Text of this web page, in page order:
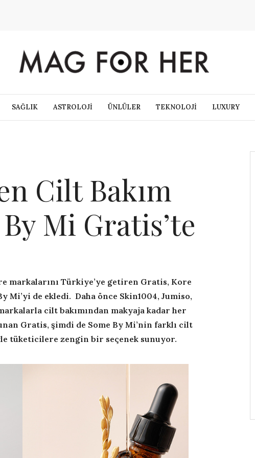
SAĞLIK ASTROLOJİ ÜNLÜLER TEKNOLOJİ LUXURY
Cilt Bakım
Mi Gratis’te
markalarını Türkiye’ye getiren Gratis, Kore
Mi’yi de ekledi. Daha önce Skin1004, Jumiso,
cilt bakımından makyaja kadar her
Gratis, şimdi de Some By Mi’nin farklı cilt
tüketicilere zengin bir seçenek sunuyor.